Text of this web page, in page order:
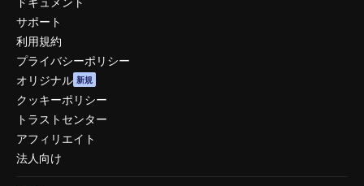
サポート
利用規約
プライバシーポリシー
オリジナル 新規
クッキーポリシー
トラストセンター
アフィリエイト
法人向け